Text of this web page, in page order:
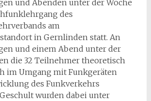
und Abenden unter der Woche
des
am
in Gernlinden statt. An
und einem Abend unter der
die 32 Teilnehmer theoretisch
im Umgang mit Funkgeräten
des Funkverkehrs
wurden dabei unter